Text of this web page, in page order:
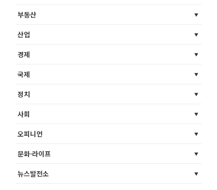
부동산
산업
경제
국제
정치
사회
오피니언
문화·라이프
뉴스발전소